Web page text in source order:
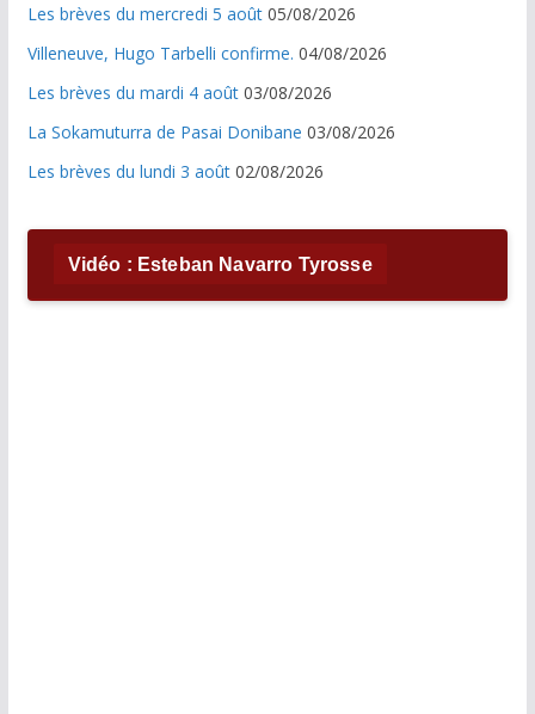
Les brèves du mercredi 5 août 05/08/2026
Villeneuve, Hugo Tarbelli confirme. 04/08/2026
Les brèves du mardi 4 août 03/08/2026
La Sokamuturra de Pasai Donibane 03/08/2026
Les brèves du lundi 3 août 02/08/2026
Vidéo : Esteban Navarro Tyrosse